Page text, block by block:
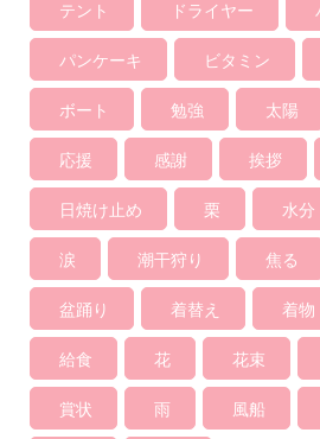
テント ドライヤー
パンケーキ ビタミン
ボート 勉強 太陽
応援 感謝 挨拶
日焼け止め 栗 水分
涙 潮干狩り 焦る
盆踊り 着替え 着物
給食 花 花束
賞状 雨 風船